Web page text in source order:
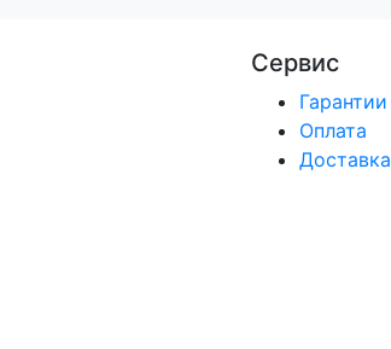
Сервис
Гарантии
Оплата
Доставка